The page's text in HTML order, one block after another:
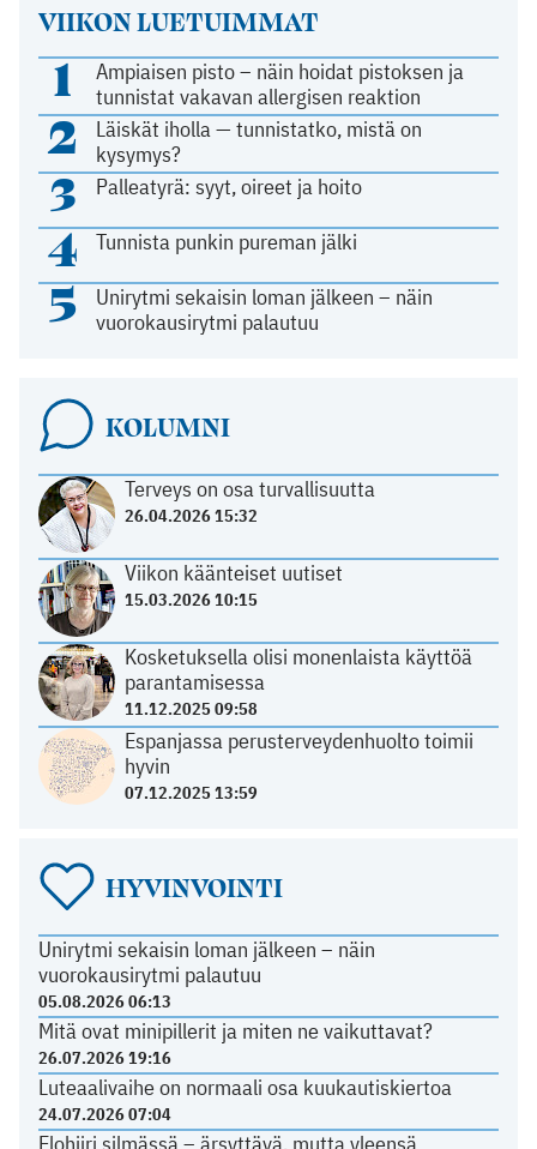
VIIKON LUETUIMMAT
1
Ampiaisen pisto – näin hoidat pistoksen ja
tunnistat vakavan allergisen reaktion
2
Läiskät iholla — tunnistatko, mistä on
kysymys?
3 Palleatyrä: syyt, oireet ja hoito
4 Tunnista punkin pureman jälki
5
Unirytmi sekaisin loman jälkeen – näin
vuorokausirytmi palautuu
KOLUMNI
Terveys on osa turvallisuutta
26.04.2026 15:32
Viikon käänteiset uutiset
15.03.2026 10:15
Kosketuksella olisi monenlaista käyttöä
parantamisessa
11.12.2025 09:58
Espanjassa perusterveydenhuolto toimii
hyvin
07.12.2025 13:59
HYVINVOINTI
Unirytmi sekaisin loman jälkeen – näin
vuorokausirytmi palautuu
05.08.2026 06:13
Mitä ovat minipillerit ja miten ne vaikuttavat?
26.07.2026 19:16
Luteaalivaihe on normaali osa kuukautiskiertoa
24.07.2026 07:04
Elohiiri silmässä – ärsyttävä, mutta yleensä